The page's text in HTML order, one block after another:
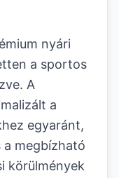
nyári
a sportos
A
a
egyaránt,
a megbízható
körülmények